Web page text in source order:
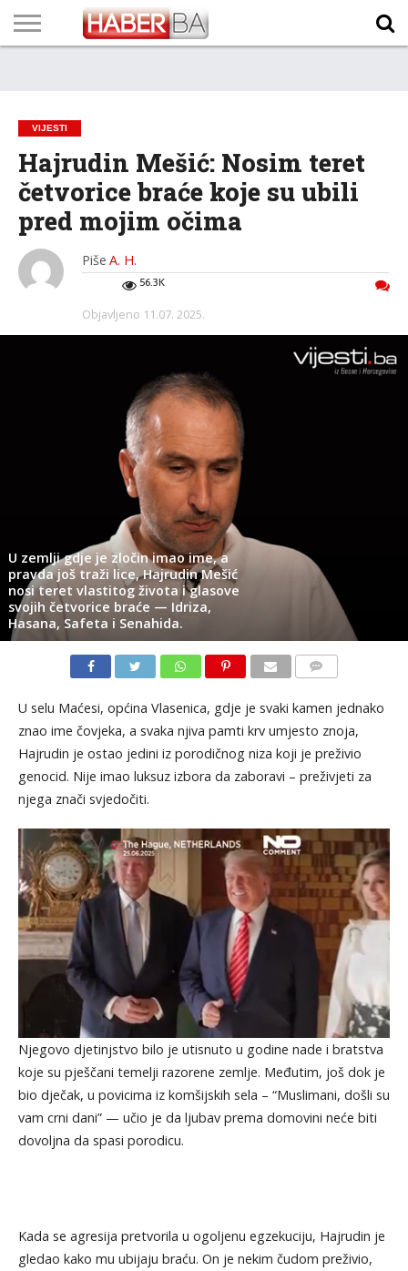
VIJESTI
Hajrudin Mešić: Nosim teret
četvorice braće koje su ubili
pred mojim očima
Piše A. H.
56.3K
Objavljeno 11.07. 2025.
U zemlji gdje je zločin imao ime, a
pravda još traži lice, Hajrudin Mešić
nosi teret vlastitog života i glasove
svojih četvorice braće — Idriza,
Hasana, Safeta i Senahida.
U selu Maćesi, općina Vlasenica, gdje je svaki kamen jednako
znao ime čovjeka, a svaka njiva pamti krv umjesto znoja,
Hajrudin je ostao jedini iz porodičnog niza koji je preživio
genocid. Nije imao luksuz izbora da zaboravi – preživjeti za
njega znači svjedočiti.
Njegovo djetinjstvo bilo je utisnuto u godine nade i bratstva
koje su pješčani temelji razorene zemlje. Međutim, još dok je
bio dječak, u povicima iz komšijskih sela – “Muslimani, došli su
vam crni dani” — učio je da ljubav prema domovini neće biti
dovoljna da spasi porodicu.
Kada se agresija pretvorila u ogoljenu egzekuciju, Hajrudin je
gledao kako mu ubijaju braću. On je nekim čudom preživio,